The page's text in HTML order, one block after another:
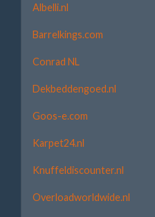
Albelli.nl
Barrelkings.com
Conrad NL
Dekbeddengoed.nl
Goos-e.com
Karpet24.nl
Knuffeldiscounter.nl
Overloadworldwide.nl